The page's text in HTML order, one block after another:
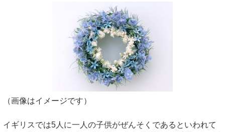
（画像はイメージです）
イギリスでは5人に一人の子供がぜんそくであるといわれて